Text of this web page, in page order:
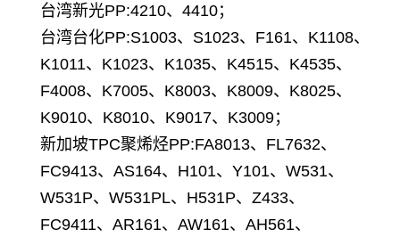
台湾新光PP:4210、4410；
台湾台化PP:S1003、S1023、F161、K1108、
K1011、K1023、K1035、K4515、K4535、
F4008、K7005、K8003、K8009、K8025、
K9010、K8010、K9017、K3009；
新加坡TPC聚烯烃PP:FA8013、FL7632、
FC9413、AS164、H101、Y101、W531、
W531P、W531PL、H531P、Z433、
FC9411、AR161、AW161、AH561、